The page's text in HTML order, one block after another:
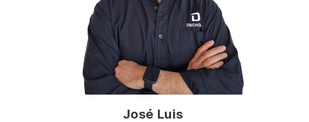
José Luis